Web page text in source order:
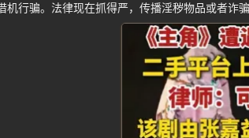
机行骗。法律现在抓得严，传播淫秽物品或者诈